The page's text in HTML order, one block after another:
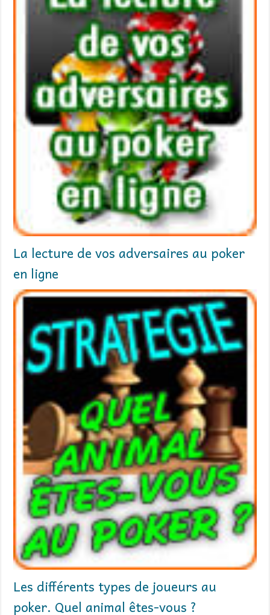
La lecture de vos adversaires au poker
en ligne
Les différents types de joueurs au
poker. Quel animal êtes-vous ?